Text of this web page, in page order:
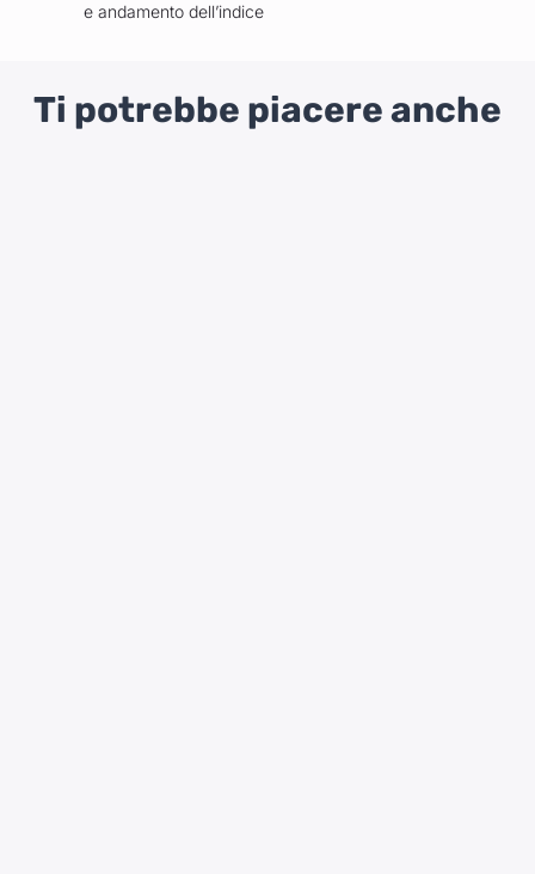
e andamento dell’indice
Ti potrebbe piacere anche